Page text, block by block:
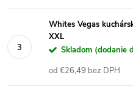
Whites Vegas
XXL
Skladom (dodanie
od €26,49 bez DPH